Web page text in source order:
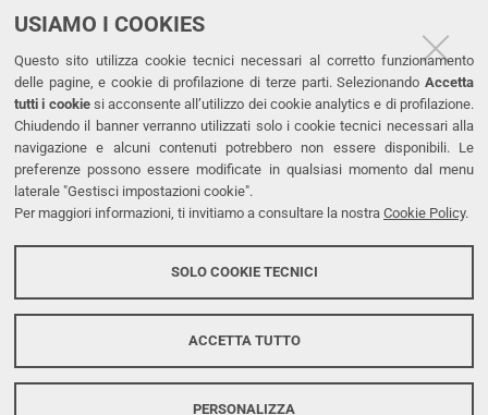
USIAMO I COOKIES
Questo sito utilizza cookie tecnici necessari al corretto funzionamento
delle pagine, e cookie di profilazione di terze parti. Selezionando Accetta
tutti i cookiesi acconsente all’utilizzo dei cookie analytics e di profilazione.
Chiudendo il banner verranno utilizzati solo i cookie tecnici necessari alla
navigazione e alcuni contenuti potrebbero non essere disponibili. Le
preferenze possono essere modificate in qualsiasi momento dal menu
laterale "Gestisci impostazioni cookie".
Per maggiori informazioni, ti invitiamo a consultare la nostra Cookie Policy.
SOLO COOKIE TECNICI
ACCETTA TUTTO
PERSONALIZZA
CONTATTI
Tel. +39 0532 293111
Fax. +39 0532 293031
PEC
LINKS
Dichiarazione di accessibilità
Protezione dati personali